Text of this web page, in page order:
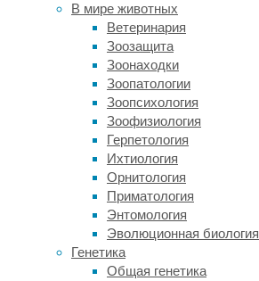
В мире животных
Ветеринария
Зоозащита
Зоонаходки
Зоопатологии
Зоопсихология
Зоофизиология
Герпетология
Ихтиология
Орнитология
Приматология
Энтомология
Эволюционная биология
Генетика
Общая генетика
Базовые
показатели
здоровья
тела
измерить
легко.
Медики
регулярно
проверяют
вес,
артериальное
давление,
уровень
глюкозы